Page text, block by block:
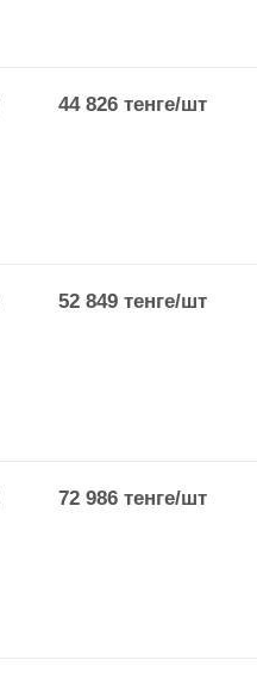
44 826тенге/шт
52 849тенге/шт
72 986тенге/шт